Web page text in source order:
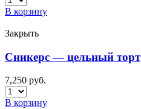
В корзину
Закрыть
Сникерс — цельный торт
7,250 руб.
В корзину